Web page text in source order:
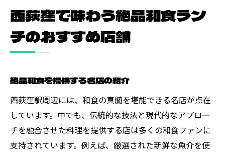
西荻窪で味わう絶品和食ラン
チのおすすめ店舗
絶品和食を提供する名店の紹介
西荻窪駅周辺には、和食の真髄を堪能できる名店が点在
しています。中でも、伝統的な技法と現代的なアプロー
チを融合させた料理を提供する店は多くの和食ファンに
支持されています。例えば、厳選された新鮮な魚介を使